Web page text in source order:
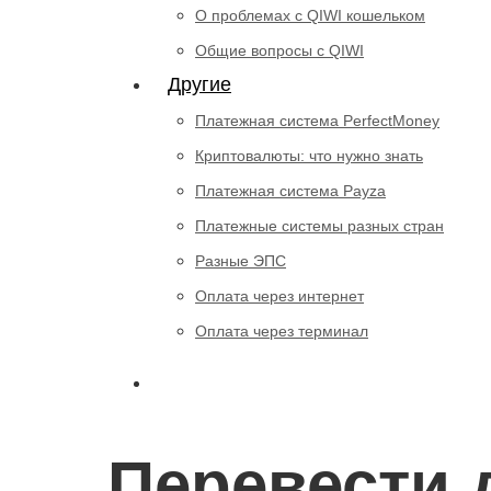
О проблемах с QIWI кошельком
Общие вопросы с QIWI
Другие
Платежная система PerfectMoney
Криптовалюты: что нужно знать
Платежная система Payza
Платежные системы разных стран
Разные ЭПС
Оплата через интернет
Оплата через терминал